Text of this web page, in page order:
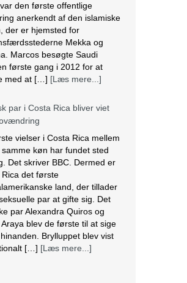
den første offentlige
anerkendt af den islamiske
der er hjemsted for
Mekka og
Marcos besøgte Saudi
første gang i 2012 for at
med at […] [Læs mere...]
par i Costa Rica bliver viet
vielser i Costa Rica mellem
samme køn har fundet sted
Det skriver BBC. Dermed er
Rica det første
land, der tillader
par at gifte sig. Det
par Alexandra Quiros og
Araya blev de første til at sige
hinanden. Brylluppet blev vist
[…] [Læs mere...]